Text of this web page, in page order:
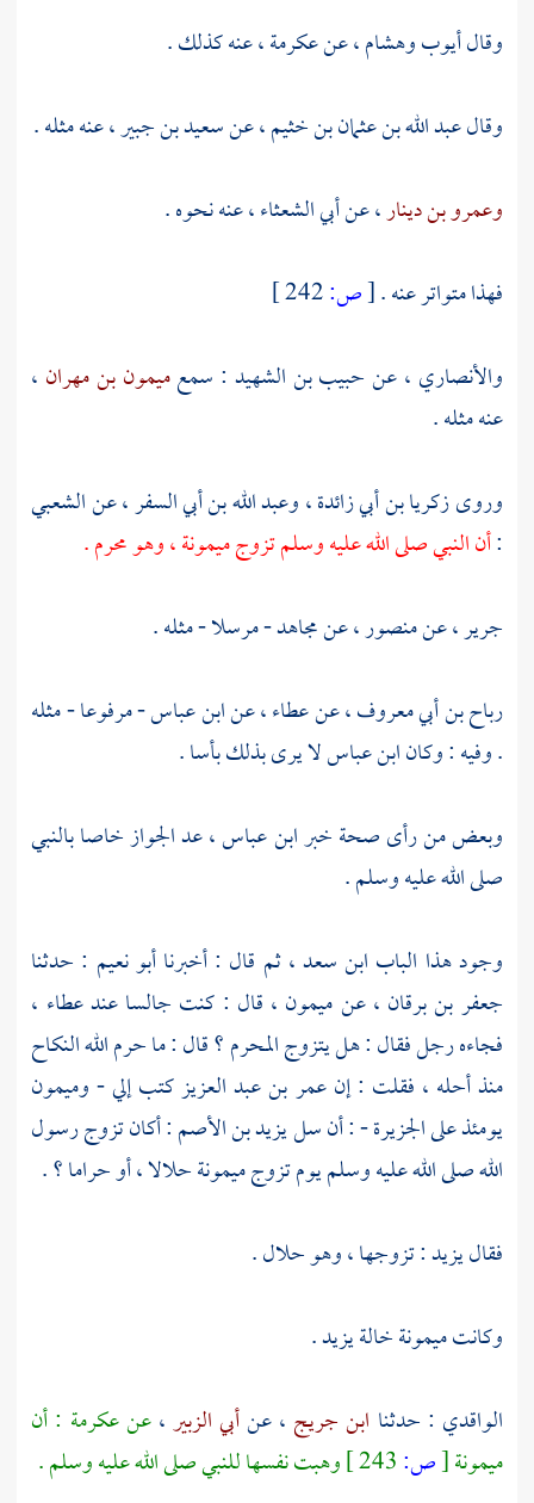
وقالأيوبوهشام، عنعكرمة، عنه كذلك .
وقالعبد الله بن عثمان بن خثيم، عنسعيد بن جبير، عنه مثله .
وعمرو بن دينار، عنأبي الشعثاء، عنه نحوه .
فهذا متواتر عنه .[ص:
والأنصاري ، عنحبيب بن الشهيد : سمعميمون بن مهران ،
عنه مثله .
وروىزكريا بن أبي زائدة،وعبد الله بن أبي السفر، عنالشعبي
:أن النبي صلى الله عليه وسلم تزوجميمونة، وهو محرم .
جرير، عنمنصور، عنمجاهد -مرسلا - مثله .
رباح بن أبي معروف، عنعطاء، عنابن عباس- مرفوعا - مثله
. وفيه : وكانابن عباسلا يرى بذلك بأسا .
وبعض من رأى صحة خبرابن عباس، عد الجواز خاصا بالنبي
صلى الله عليه وسلم .
وجود هذا الباب ابن سعد، ثم قال : أخبرناأبو نعيم : حدثنا
جعفر بن برقان ، عنميمون ، قال : كنت جالسا عندعطاء ،
فجاءه رجل فقال : هل يتزوج المحرم ؟ قال : ما حرم الله النكاح
منذ أحله ، فقلت : إنعمر بن عبد العزيزكتب إلي -وميمون
يومئذ على الجزيرة - : أن سليزيد بن الأصم: أكان تزوج رسول
الله صلى الله عليه وسلم يوم تزوجميمونةحلالا ، أو حراما ؟ .
فقاليزيد: تزوجها ، وهو حلال .
وكانت ميمونة خالةيزيد .
الواقدي : حدثنا ابن جريج ، عنأبي الزبير،عنعكرمة : أن
ميمونة[ص:
وهبت نفسها للنبي صلى الله عليه وسلم .